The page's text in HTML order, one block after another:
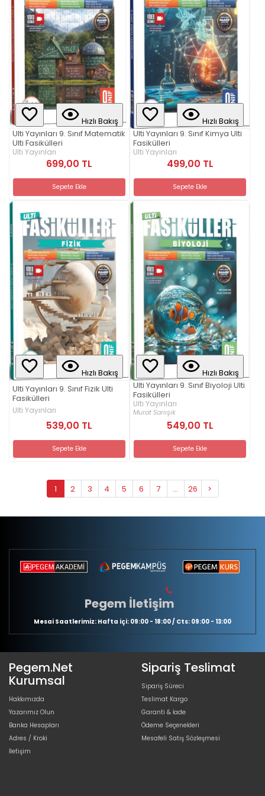
Hızlı Bakış
Ulti Yayınları 9. Sınıf Matematik
Ulti Fasikülleri
Ulti Yayınları
699,00 TL
Sepete Ekle
Hızlı Bakış
Ulti Yayınları 9. Sınıf Kimya Ulti
Fasikülleri
Ulti Yayınları
499,00 TL
Sepete Ekle
Hızlı Bakış
Ulti Yayınları 9. Sınıf Fizik Ulti
Fasikülleri
Ulti Yayınları
539,00 TL
Sepete Ekle
Hızlı Bakış
Ulti Yayınları 9. Sınıf Biyoloji Ulti
Fasikülleri
Ulti Yayınları
Murat Sarıışık
549,00 TL
Sepete Ekle
1 2 3 4 5 6 7 ... 26 >
Pegem İletişim
Mesai Saatlerimiz: Hafta içi: 09:00 - 18:00 / Cts: 09:00 - 13:00
Pegem.Net
Kurumsal
Hakkımızda
Yazarımız Olun
Banka Hesapları
Adres / Kroki
İletişim
Sipariş Teslimat
Sipariş Süreci
Teslimat Kargo
Garanti & İade
Ödeme Seçenekleri
Mesafeli Satış Sözleşmesi